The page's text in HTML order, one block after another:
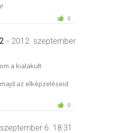
0
- 2012. szeptember
a kialakult
az elképzeléseid
0
6. 18:31